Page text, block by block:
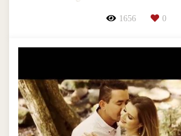
1656 0